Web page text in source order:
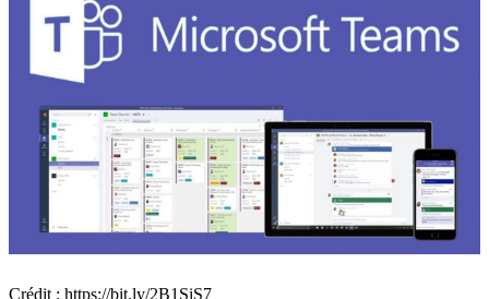
Crédit : https://bit.ly/2B1SiS7